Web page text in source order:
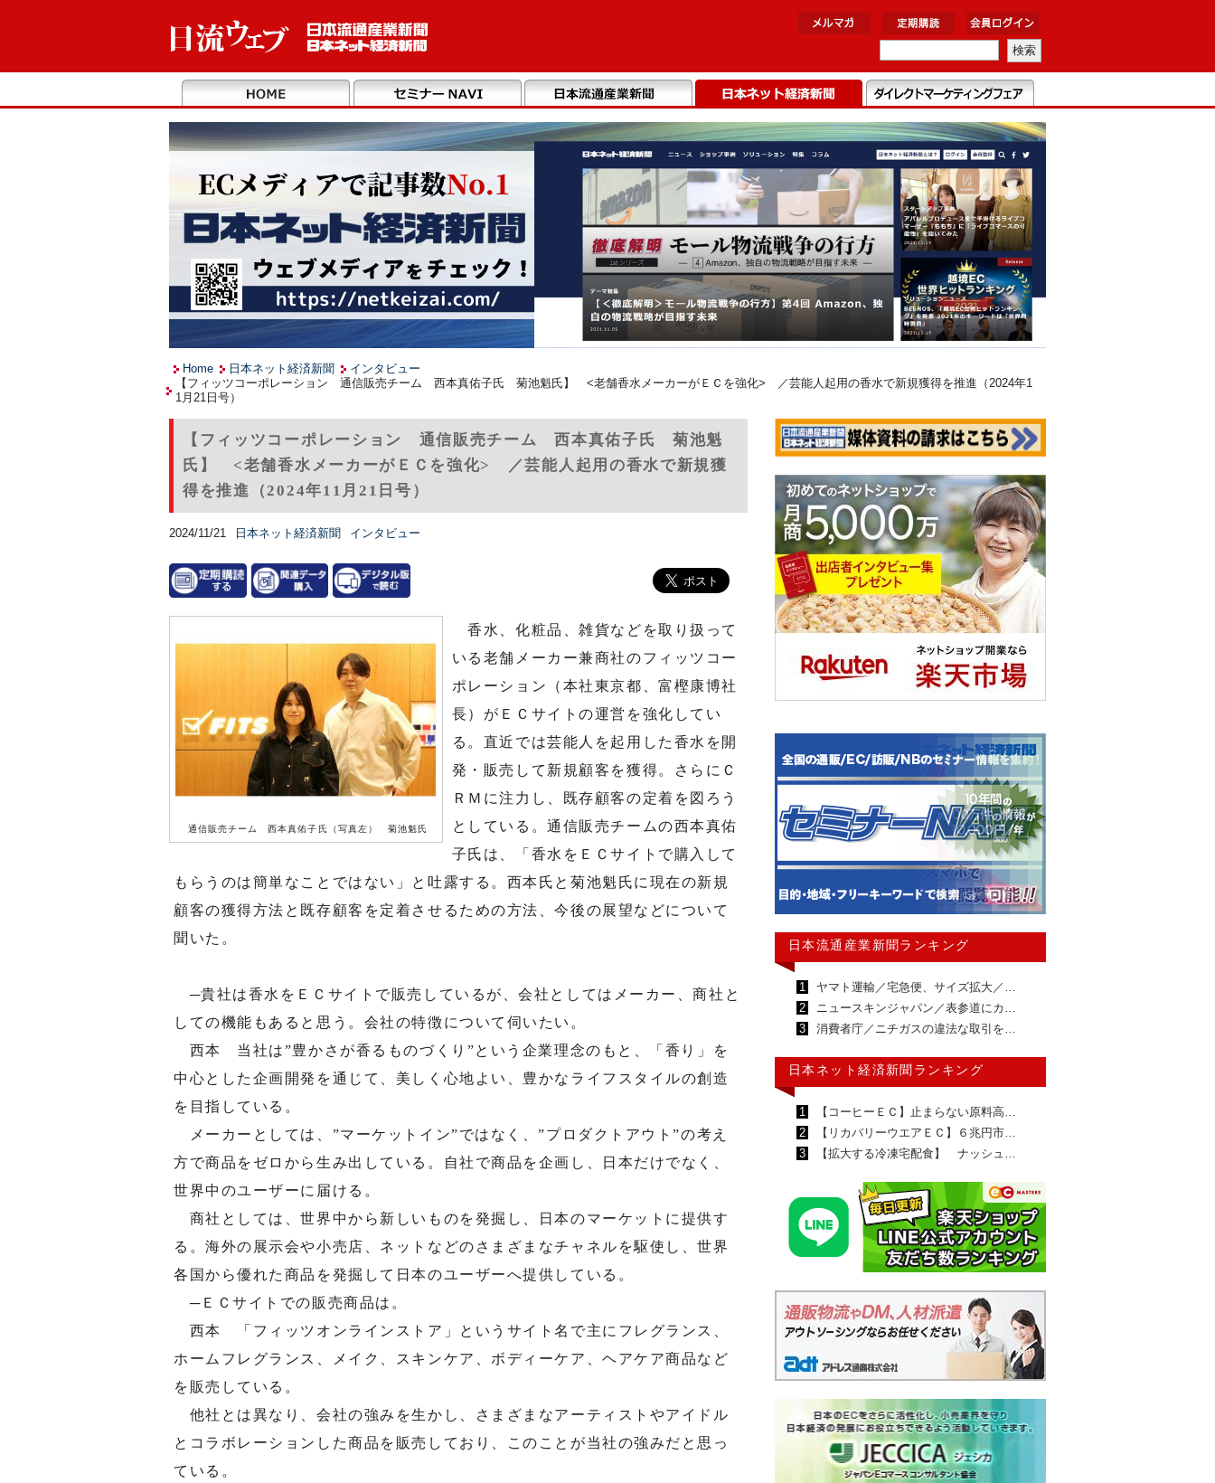
Home 日本ネット経済新聞
インタビュー
【フィッツコーポレーション 通信販売チーム 西本真佑子氏 菊池魁氏】 <老舗香水メーカーがＥＣを強化> ／芸能人起用の香水で新規獲得を推進（2024年1
1月21日号）
【フィッツコーポレーション 通信販売チーム 西本真佑子氏 菊池魁
氏】 <老舗香水メーカーがＥＣを強化> ／芸能人起用の香水で新規獲
得を推進（2024年11月21日号）
2024/11/21 日本ネット経済新聞 インタビュー
通信販売チーム 西本真佑子氏（写真左） 菊池魁氏
香水、化粧品、雑貨などを取り扱って
いる老舗メーカー兼商社のフィッツコー
ポレーション（本社東京都、富樫康博社
長）がＥＣサイトの運営を強化してい
る。直近では芸能人を起用した香水を開
発・販売して新規顧客を獲得。さらにＣ
ＲＭに注力し、既存顧客の定着を図ろう
としている。通信販売チームの西本真佑
子氏は、「香水をＥＣサイトで購入して
もらうのは簡単なことではない」と吐露する。西本氏と菊池魁氏に現在の新規
顧客の獲得方法と既存顧客を定着させるための方法、今後の展望などについて
聞いた。
─貴社は香水をＥＣサイトで販売しているが、会社としてはメーカー、商社と
しての機能もあると思う。会社の特徴について伺いたい。
西本 当社は”豊かさが香るものづくり”という企業理念のもと、「香り」を
中心とした企画開発を通じて、美しく心地よい、豊かなライフスタイルの創造
を目指している。
メーカーとしては、”マーケットイン”ではなく、”プロダクトアウト”の考え
方で商品をゼロから生み出している。自社で商品を企画し、日本だけでなく、
世界中のユーザーに届ける。
商社としては、世界中から新しいものを発掘し、日本のマーケットに提供す
る。海外の展示会や小売店、ネットなどのさまざまなチャネルを駆使し、世界
各国から優れた商品を発掘して日本のユーザーへ提供している。
─ＥＣサイトでの販売商品は。
西本 「フィッツオンラインストア」というサイト名で主にフレグランス、
ホームフレグランス、メイク、スキンケア、ボディーケア、ヘアケア商品など
を販売している。
他社とは異なり、会社の強みを生かし、さまざまなアーティストやアイドル
とコラボレーションした商品を販売しており、このことが当社の強みだと思っ
ている。
日本流通産業新聞ランキング
1
ヤマト運輸／宅急便、サイズ拡大／…
2
ニュースキンジャパン／表参道にカ…
3
消費者庁／ニチガスの違法な取引を…
日本ネット経済新聞ランキング
1
【コーヒーＥＣ】止まらない原料高…
2
【リカバリーウエアＥＣ】６兆円市…
3
【拡大する冷凍宅配食】 ナッシュ…